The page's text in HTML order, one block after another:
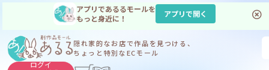
アプリであるるモールを
もっと身近に！
アプリで開く
隠れ家的なお店で作品を見つける、
ちょっと特別なECモール
ログイ